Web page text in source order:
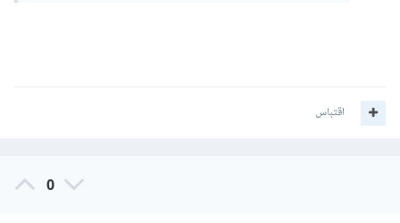
اقتباس
0